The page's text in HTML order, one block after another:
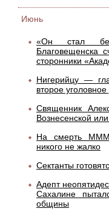
Июнь
«Он стал
Благовещенска
сторонники
Нигерийцу —
второе
Священник
Вознесенской
На смерть
никого не жалко
Сектанты
Адепт
Сахалине
общины